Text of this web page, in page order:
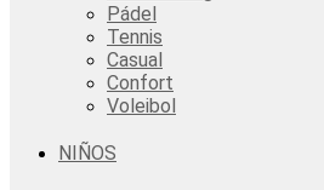
Pádel
Tennis
Casual
Confort
Voleibol
NIÑOS